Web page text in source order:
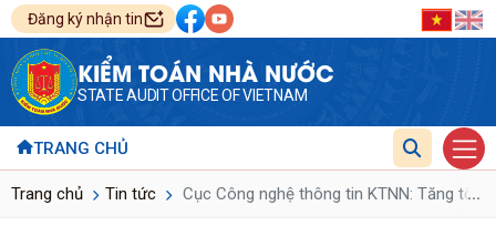
Đăng ký nhận tin
KIỂM TOÁN NHÀ NƯỚC
STATE AUDIT OFFICE OF VIETNAM
TRANG CHỦ
Trang chủ Tin tức Cục Công nghệ thông tin KTNN: Tăng tốc
...